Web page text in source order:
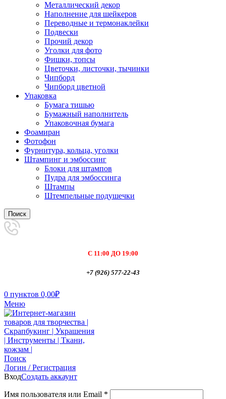
Металлический декор
Наполнение для шейкеров
Переводные и термонаклейки
Подвески
Прочий декор
Уголки для фото
Фишки, топсы
Цветочки, листочки, тычинки
Чипборд
Чипборд цветной
Упаковка
Бумага тишью
Бумажный наполнитель
Упаковочная бумага
Фоамиран
Фотофон
Фурнитура, кольца, уголки
Штампинг и эмбоссинг
Блоки для штампов
Пудра для эмбоссинга
Штампы
Штемпельные подушечки
Поиск
С 11:00 ДО 19:00
+7 (926) 577-22-43
0 пунктов 0,00₽
Меню
Поиск
Логин / Регистрация
ВходСоздать аккаунт
Имя пользователя или Email *